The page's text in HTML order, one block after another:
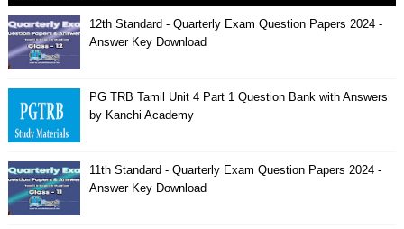
12th Standard - Quarterly Exam Question Papers 2024 -
Answer Key Download
PG TRB Tamil Unit 4 Part 1 Question Bank with Answers
by Kanchi Academy
11th Standard - Quarterly Exam Question Papers 2024 -
Answer Key Download